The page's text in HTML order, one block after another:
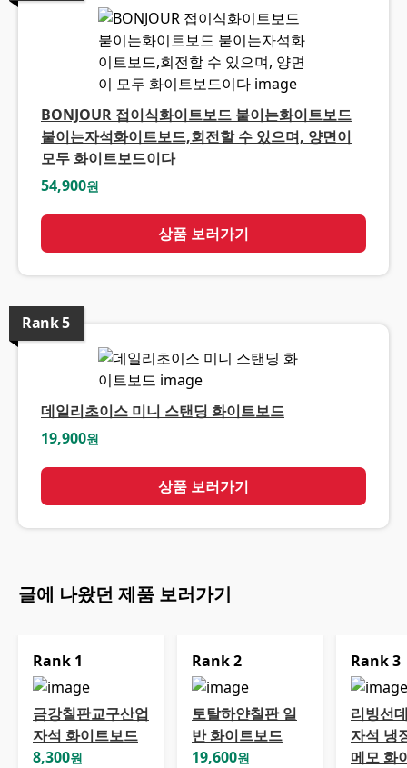
BONJOUR 접이식화이트보드 붙이는화이트보드
붙이는자석화이트보드,회전할 수 있으며, 양면이
모두 화이트보드이다
54,900원
상품 보러가기
Rank5
데일리초이스 미니 스탠딩 화이트보드
19,900원
상품 보러가기
글에 나왔던 제품 보러가기
Rank 1
금강칠판교구산업
자석 화이트보드
8,300원
Rank2
토탈하얀칠판 일
반 화이트보드
19,600원
Rank3
리빙선
자석 냉
메모 화